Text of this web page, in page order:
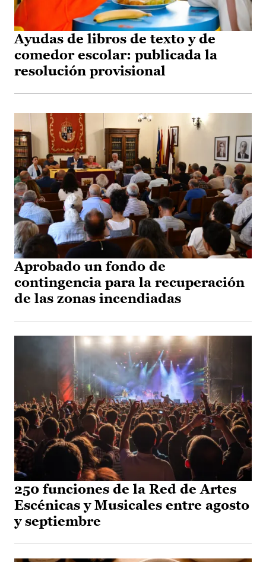
Ayudas de libros de texto y de
comedor escolar: publicada la
resolución provisional
Aprobado un fondo de
contingencia para la recuperación
de las zonas incendiadas
250 funciones de la Red de Artes
Escénicas y Musicales entre agosto
y septiembre